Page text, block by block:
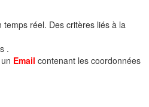
réel. Des critères liés à la
.
Email contenant les coordonnées